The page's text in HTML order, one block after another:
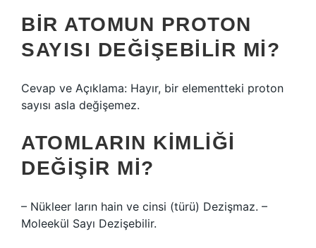
BIR ATOMUN PROTON
SAYISI DEĞIŞEBILIR MI?
Cevap ve Açıklama: Hayır, bir elementteki proton
sayısı asla değişemez.
ATOMLARIN KIMLIĞI
DEĞIŞIR MI?
– Nükleer ların hain ve cinsi (türü) Dezişmaz. –
Moleekül Sayı Dezişebilir.